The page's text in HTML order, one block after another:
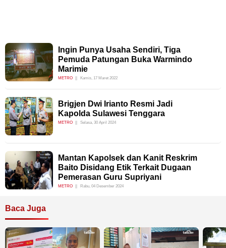
Ingin Punya Usaha Sendiri, Tiga
Pemuda Patungan Buka Warmindo
Marimie
METRO Kamis, 17 Maret 2022
Brigjen Dwi Irianto Resmi Jadi
Kapolda Sulawesi Tenggara
METRO Selasa, 30 April 2024
Mantan Kapolsek dan Kanit Reskrim
Baito Disidang Etik Terkait Dugaan
Pemerasan Guru Supriyani
METRO Rabu, 04 Desember 2024
Baca Juga